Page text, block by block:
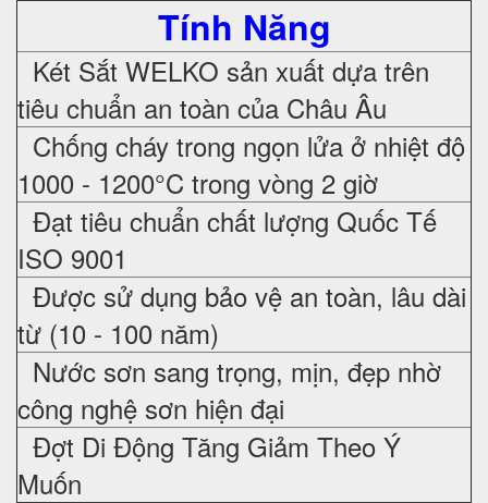
Tính Năng
Két Sắt WELKO sản xuất dựa trên
tiêu chuẩn an toàn của Châu Âu
Chống cháy trong ngọn lửa ở nhiệt độ
1000 - 1200°C trong vòng 2 giờ
Đạt tiêu chuẩn chất lượng Quốc Tế
ISO 9001
Được sử dụng bảo vệ an toàn, lâu dài
từ (10 - 100 năm)
Nước sơn sang trọng, mịn, đẹp nhờ
công nghệ sơn hiện đại
Đợt Di Động Tăng Giảm Theo Ý
Muốn